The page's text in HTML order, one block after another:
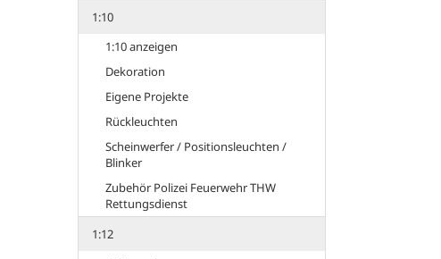
1:10
1:10 anzeigen
Dekoration
Eigene Projekte
Rückleuchten
Scheinwerfer / Positionsleuchten /
Blinker
Zubehör Polizei Feuerwehr THW
Rettungsdienst
1:12